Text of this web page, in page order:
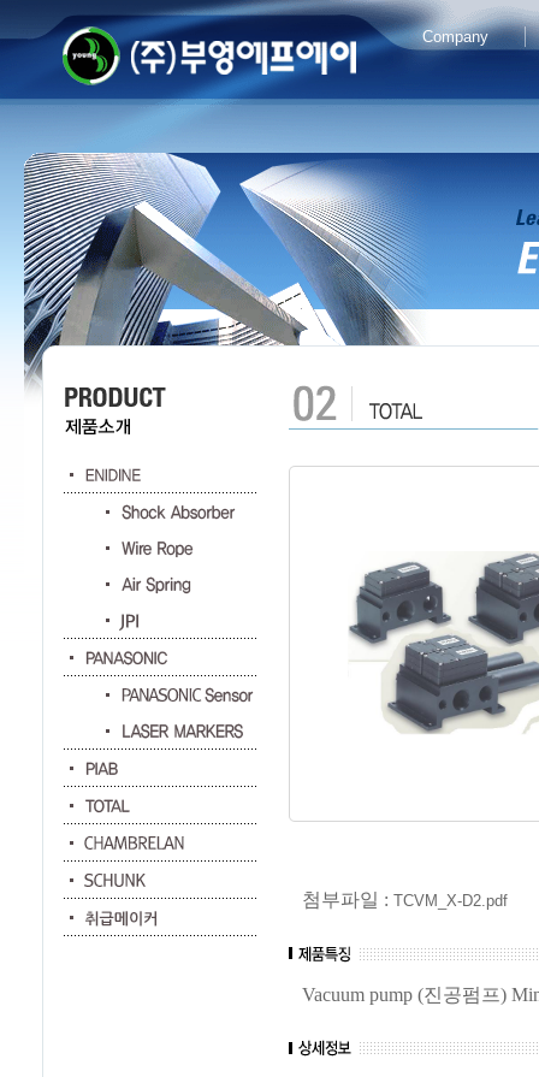
Company
첨부파일 : TCVM_X-D2.pdf
Vacuum pump (진공펌프)